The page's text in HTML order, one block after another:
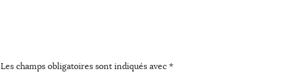
Les champs obligatoires sont indiqués avec *